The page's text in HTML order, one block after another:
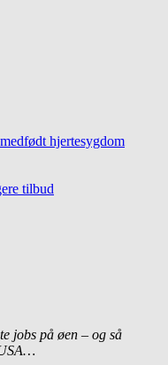
hjertesygdom
tilbud
jobs på øen – og så